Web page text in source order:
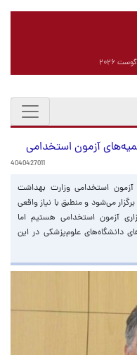
آزمون استخدامی
4040427011
آزمون استخدامی وزارت بهداشت
می‌شود و منطبق با نیاز واقعی
آزمون استخدامی هستیم اما
علوم‌پزشکی در این